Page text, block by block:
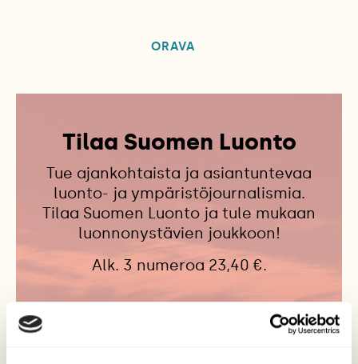
ORAVA
Tilaa Suomen Luonto
Tue ajankohtaista ja asiantuntevaa
luonto- ja ympäristöjournalismia.
Tilaa Suomen Luonto ja tule mukaan
luonnonystävien joukkoon!
Alk. 3 numeroa 23,40 €.